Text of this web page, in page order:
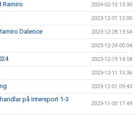
Ramiro 2024-02-15 13:30
2023-12-31 12:00
Dalence 2023-12-28 19:54
2023-12-24 00:04
2023-12-19 14:58
2023-12-11 15:36
2023-12-01 09:43
på Intersport 1-3
2023-11-30 17:49